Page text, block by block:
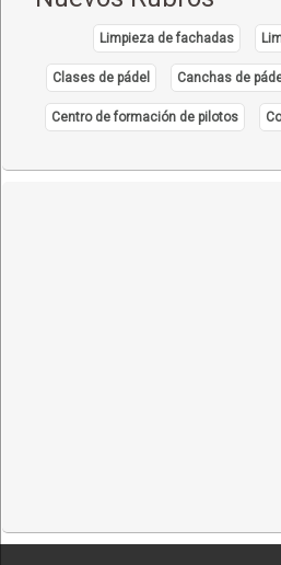
Mudanzas
Limpieza de fachadas
Clases de pádel Canchas de
Centro de formación de pilotos